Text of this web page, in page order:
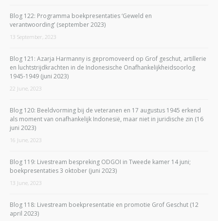
Blog 122: Programma boekpresentaties ‘Geweld en
verantwoording’ (september 2023)
13 September, 2023
Blog 121: Azarja Harmanny is gepromoveerd op Grof geschut, artillerie
en luchtstrijdkrachten in de Indonesische Onafhankelijkheidsoorlog
1945-1949 (juni 2023)
22 June, 2023
Blog 120: Beeldvorming bij de veteranen en 17 augustus 1945 erkend
als moment van onafhankelijk Indonesië, maar niet in juridische zin (16
juni 2023)
16 June, 2023
Blog 119: Livestream bespreking ODGOI in Tweede kamer 14 juni;
boekpresentaties 3 oktober (juni 2023)
13 June, 2023
Blog 118: Livestream boekpresentatie en promotie Grof Geschut (12
april 2023)